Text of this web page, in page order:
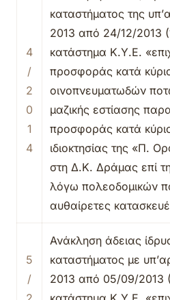
4
/
2
0
1
4
καταστήματος της
2013 από 24/12/2013
κατάστημα Κ.Υ.Ε.
προσφοράς κατά
οινοπνευματωδών
μαζικής εστίασης
προσφοράς κατά
ιδιοκτησίας της «Π.
στη Δ.Κ. Δράμας επί
λόγω πολεοδομικών
αυθαίρετες
5
/
Ανάκληση άδειας
καταστήματος με
2013 από 05/09/2013